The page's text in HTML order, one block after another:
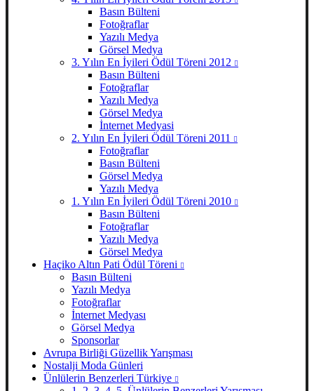
Basın Bülteni
Fotoğraflar
Yazılı Medya
Görsel Medya
3. Yılın En İyileri Ödül Töreni 2012
Basın Bülteni
Fotoğraflar
Yazılı Medya
Görsel Medya
İnternet Medyasi
2. Yılın En İyileri Ödül Töreni 2011
Fotoğraflar
Basın Bülteni
Görsel Medya
Yazılı Medya
1. Yılın En İyileri Ödül Töreni 2010
Basın Bülteni
Fotoğraflar
Yazılı Medya
Görsel Medya
Haçiko Altın Pati Ödül Töreni
Basın Bülteni
Yazılı Medya
Fotoğraflar
İnternet Medyası
Görsel Medya
Sponsorlar
Avrupa Birliği Güzellik Yarışması
Nostalji Moda Günleri
Ünlülerin Benzerleri Türkiye